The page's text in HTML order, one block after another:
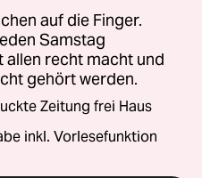
auf die Finger.
Samstag
allen recht macht und
gehört werden.
Zeitung frei Haus
inkl. Vorlesefunktion